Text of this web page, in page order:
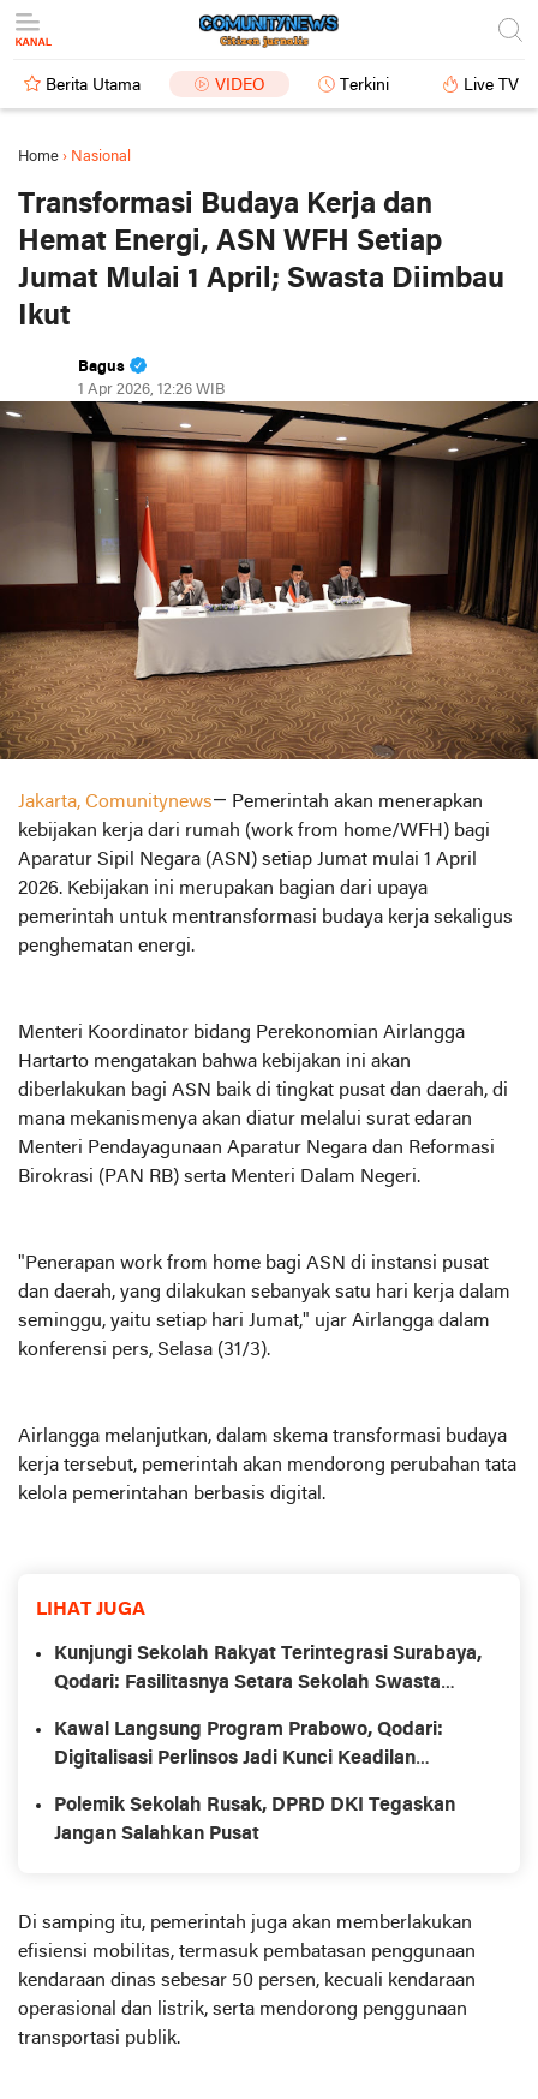
Berita Utama VIDEO Terkini Live TV
Home › Nasional
Transformasi Budaya Kerja dan
Hemat Energi, ASN WFH Setiap
Jumat Mulai 1 April; Swasta Diimbau
Ikut
Bagus
1 Apr 2026, 12:26 WIB
Jakarta, Comunitynews— Pemerintah akan menerapkan
kebijakan kerja dari rumah (work from home/WFH) bagi
Aparatur Sipil Negara (ASN) setiap Jumat mulai 1 April
2026. Kebijakan ini merupakan bagian dari upaya
pemerintah untuk mentransformasi budaya kerja sekaligus
penghematan energi.
Menteri Koordinator bidang Perekonomian Airlangga
Hartarto mengatakan bahwa kebijakan ini akan
diberlakukan bagi ASN baik di tingkat pusat dan daerah, di
mana mekanismenya akan diatur melalui surat edaran
Menteri Pendayagunaan Aparatur Negara dan Reformasi
Birokrasi (PAN RB) serta Menteri Dalam Negeri.
"Penerapan work from home bagi ASN di instansi pusat
dan daerah, yang dilakukan sebanyak satu hari kerja dalam
seminggu, yaitu setiap hari Jumat," ujar Airlangga dalam
konferensi pers, Selasa (31/3).
Airlangga melanjutkan, dalam skema transformasi budaya
kerja tersebut, pemerintah akan mendorong perubahan tata
kelola pemerintahan berbasis digital.
LIHAT JUGA
Kunjungi Sekolah Rakyat Terintegrasi Surabaya,
Qodari: Fasilitasnya Setara Sekolah Swasta
Kawal Langsung Program Prabowo, Qodari:
Digitalisasi Perlinsos Jadi Kunci Keadilan
Polemik Sekolah Rusak, DPRD DKI Tegaskan
Jangan Salahkan Pusat
Di samping itu, pemerintah juga akan memberlakukan
efisiensi mobilitas, termasuk pembatasan penggunaan
kendaraan dinas sebesar 50 persen, kecuali kendaraan
operasional dan listrik, serta mendorong penggunaan
transportasi publik.